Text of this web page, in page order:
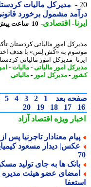
مدیرکل مالیات
مشمول برخورد قانونی
-اقتصادی-10 ساعت پیش - شنبه 17 مرداد 1405، 10:20
امور مالیاتی کردستان تأکید
به «کَش لِس» با هدف اختفای
مدیرکل امور مالیاتی کردستان
امور مالیاتی-مالیات-امور
-مدیرکل امور -مالیاتی
بعد 1
2
3
4
5
6
17
18
19
20
ویژهاقتصاد آزاد
معنادار تاجرنیا پس از
دیدار مسعود کیمیایی
ها به جای تولید مسکن